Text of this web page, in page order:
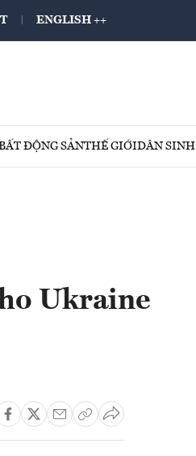
ENGLISH ++
ĐỘNG SẢNTHẾ GIỚIDÂN SINH
Ukraine